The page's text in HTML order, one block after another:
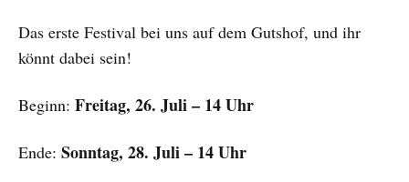
Das erste Festival bei uns auf dem Gutshof, und ihr
könnt dabei sein!
Beginn: Freitag, 26. Juli – 14 Uhr
Ende: Sonntag, 28. Juli – 14 Uhr